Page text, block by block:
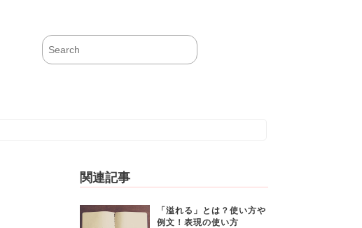
関連記事
「溢れる」とは？使い方や
例文！表現の使い方